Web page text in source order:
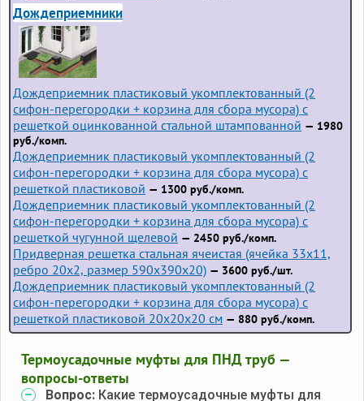
Дождеприемники
Дождеприемник пластиковый укомплектованный (2
сифон-перегородки + корзина для сбора мусора) с
решеткой оцинкованной стальной штампованной — 1980
руб./комп.
Дождеприемник пластиковый укомплектованный (2
сифон-перегородки + корзина для сбора мусора) с
решеткой пластиковой — 1300 руб./комп.
Дождеприемник пластиковый укомплектованный (2
сифон-перегородки + корзина для сбора мусора) с
решеткой чугунной щелевой — 2450 руб./комп.
Придверная решетка стальная ячеистая (ячейка 33x11,
ребро 20x2, размер 590x390x20) — 3600 руб./шт.
Дождеприемник пластиковый укомплектованный (2
сифон-перегородки + корзина для сбора мусора) с
решеткой пластиковой 20х20х20 см — 880 руб./комп.
Термоусадочные муфты для ПНД труб —
вопросы-ответы
Вопрос: Какие термоусадочные муфты для